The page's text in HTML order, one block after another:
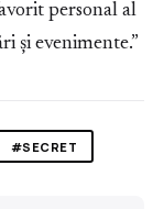
personal al
și evenimente.”
#SECRET